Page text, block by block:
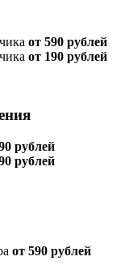
от 590 рублей
от 190 рублей
рублей
рублей
от 590 рублей